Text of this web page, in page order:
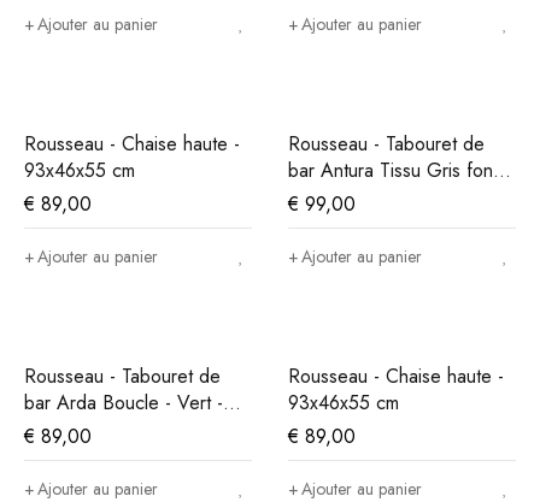
Ajouter au panier Ajouter au panier
Rousseau - Chaise haute -
93x46x55 cm
€ 89,00
Ajouter au panier
Rousseau - Tabouret de
bar Antura Tissu Gris foncé
- 97x46x53 cm
€ 99,00
Ajouter au panier
Rousseau - Tabouret de
bar Arda Boucle - Vert -
86x49x46 cm
€ 89,00
Ajouter au panier
Rousseau - Chaise haute -
93x46x55 cm
€ 89,00
Ajouter au panier